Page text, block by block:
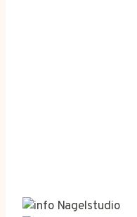
Nagelstudio